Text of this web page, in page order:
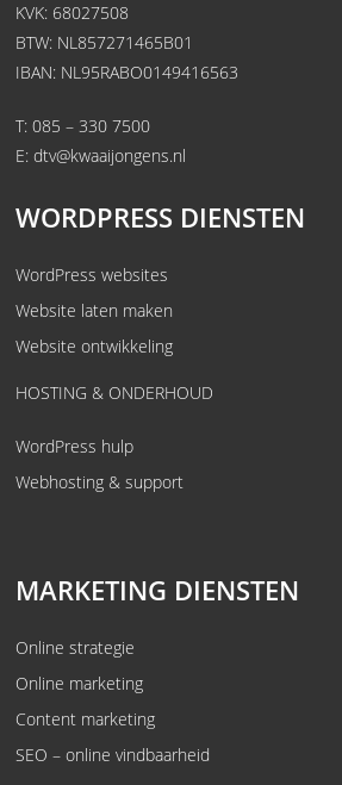
KVK: 68027508
BTW: NL857271465B01
IBAN: NL95RABO0149416563
T:085 – 330 7500
E:dtv@kwaaijongens.nl
WORDPRESS DIENSTEN
WordPress websites
Website laten maken
Website ontwikkeling
HOSTING & ONDERHOUD
WordPress hulp
Webhosting & support
MARKETING DIENSTEN
Online strategie
Online marketing
Content marketing
SEO – online vindbaarheid